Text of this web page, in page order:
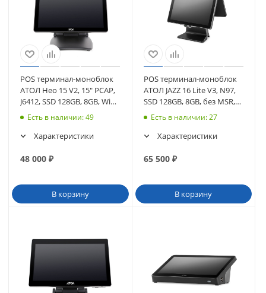
POS терминал-моноблок
АТОЛ Нео 15 V2, 15" PCAP,
J6412, SSD 128GB, 8GB, WiFi,
без MSR, без ОС (65444)
Есть в наличии: 49
Характеристики
48 000 ₽
В корзину
POS терминал-моноблок
АТОЛ JAZZ 16 Lite V3, N97,
SSD 128GB, 8GB, без MSR,
доп.монит 15,6", без ОС
Есть в наличии: 27
Характеристики
65 500₽
В корзину